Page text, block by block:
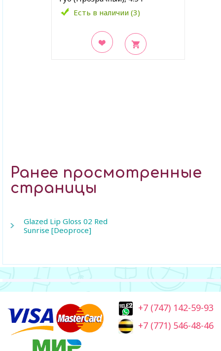
Есть в наличии (3)
Ранее просмотренные
страницы
Glazed Lip Gloss 02 Red
Sunrise [Deoproce]
+7 (747) 142-59-93
+7 (771) 546-48-46